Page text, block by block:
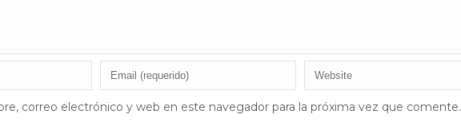
correo electrónico y web en este navegador para la próxima vez que comente.